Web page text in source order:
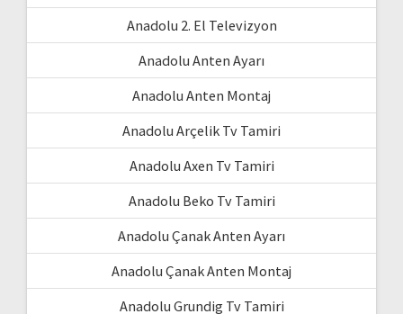
Anadolu 2. El Televizyon
Anadolu Anten Ayarı
Anadolu Anten Montaj
Anadolu Arçelik Tv Tamiri
Anadolu Axen Tv Tamiri
Anadolu Beko Tv Tamiri
Anadolu Çanak Anten Ayarı
Anadolu Çanak Anten Montaj
Anadolu Grundig Tv Tamiri